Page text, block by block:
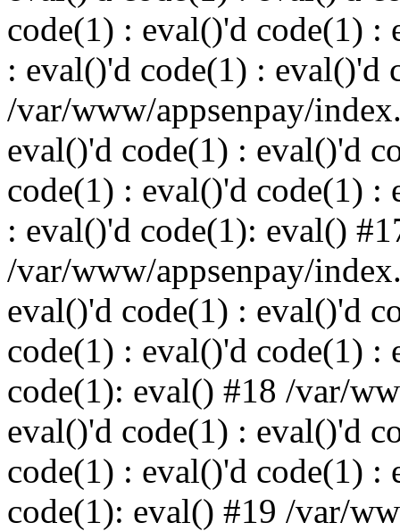
code(1) : eval()'d code(1) :
: eval()'d code(1) : eval()'d
/var/www/appsenpay/
eval()'d code(1) : eval()'d
code(1) : eval()'d code(1) :
: eval()'d code(1): eval()
/var/www/appsenpay/
eval()'d code(1) : eval()'d
code(1) : eval()'d code(1) :
code(1): eval() #18 /var/
eval()'d code(1) : eval()'d
code(1) : eval()'d code(1) :
code(1): eval() #19 /var/